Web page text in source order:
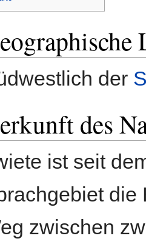
der
des
ist seit
die
zwischen